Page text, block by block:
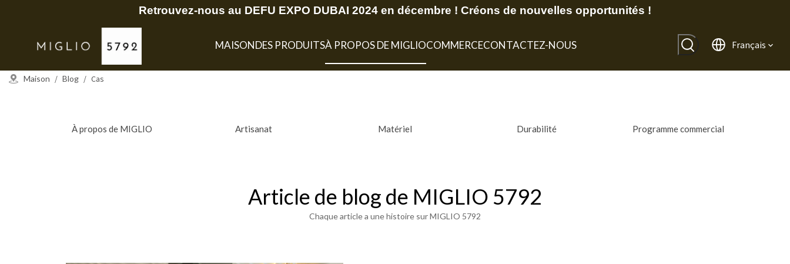
Retrouvez-nous au DEFU EXPO DUBAI 2024 en décembre ! Créons de nouvelles opportunités !
MAISONDES PRODUITSÀ PROPOS DE MIGLIOCOMMERCECONTACTEZ-NOUS Français
Maison / Blog / Cas
À propos de MIGLIO Artisanat Matériel Durabilité Programme commercial
Article de blog de MIGLIO 5792
Chaque article a une histoire sur MIGLIO 5792